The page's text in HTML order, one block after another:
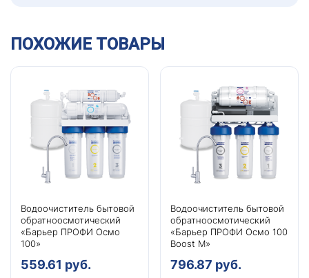
ПОХОЖИЕ ТОВАРЫ
Водоочиститель бытовой
обратноосмотический
«Барьер ПРОФИ Осмо
100»
559.61 руб.
Водоочиститель бытовой
обратноосмотический
«Барьер ПРОФИ Осмо 100
Boost М»
796.87 руб.